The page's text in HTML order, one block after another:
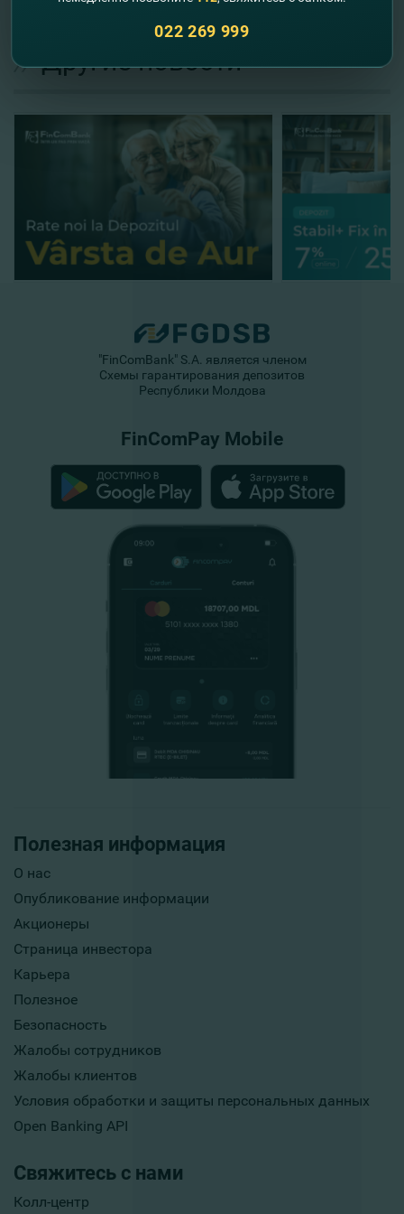
// Другие новости
Полезная информация
О нас
Опубликование информации
Акционеры
Страница инвестора
Карьера
Полезное
Безопасность
Жалобы сотрудников
Жалобы клиентов
Условия обработки и защиты персональных данных
Open Banking API
Свяжитесь с нами
Колл-центр
"FinComBank" S.A. является членом
Схемы гарантирования депозитов
Республики Молдова
FinComPay Mobile
022 269 999